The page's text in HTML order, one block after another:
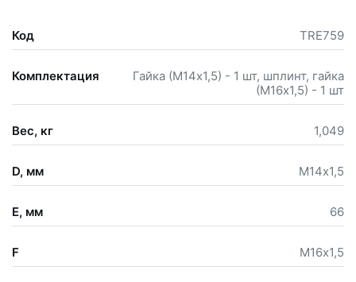
Код TRE759
Комплектация
Гайка (М14х1,5) - 1 шт, шплинт, гайка
(М16х1,5) - 1 шт
Вес, кг 1,049
D, мм М14х1,5
E, мм 66
F М16х1,5